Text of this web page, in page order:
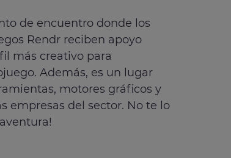
de encuentro donde los
Rendr reciben apoyo
más creativo para
Además, es un lugar
motores gráficos y
empresas del sector. No te lo